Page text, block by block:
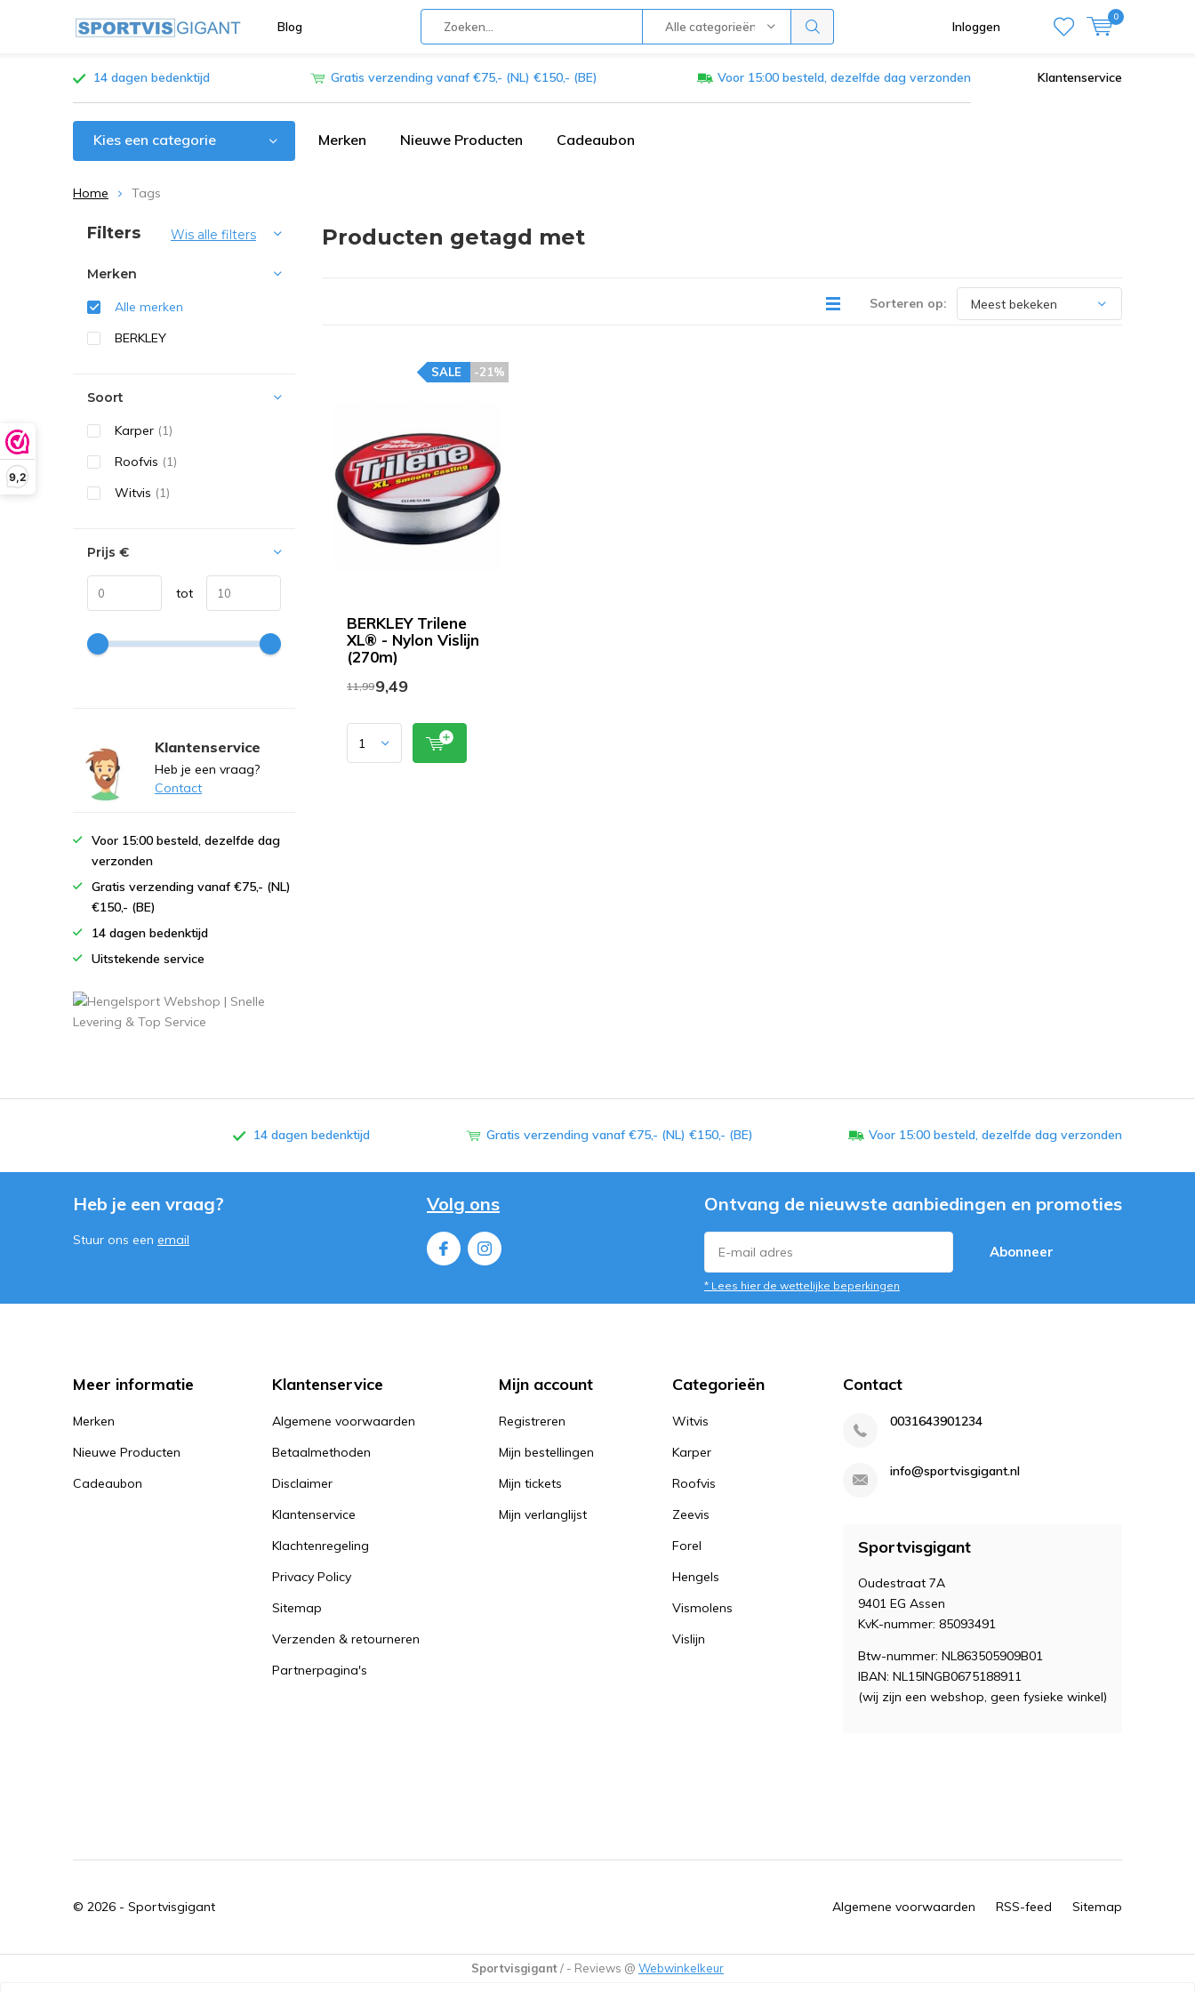
9,2
Blog Alle categorieën Inloggen
0
14 dagen bedenktijd Gratis verzending vanaf €75,- (NL) €150,- (BE) Voor 15:00 besteld, dezelfde dag verzonden Klantenservice
Kies een categorie Merken Nieuwe Producten Cadeaubon
Home Tags
Producten getagd met
Sorteren op:
BERKLEY Trilene
XL® - Nylon Vislijn
(270m)
-21%
SALE
11,999,49
Sorteren op:
Filters Wis alle filters
Merken
Alle merken
BERKLEY
Soort
Karper (1)
Roofvis (1)
Witvis (1)
Prijs €
tot
Klantenservice
Heb je een vraag?
Contact
Voor 15:00 besteld, dezelfde dag
verzonden
Gratis verzending vanaf €75,- (NL)
€150,- (BE)
14 dagen bedenktijd
Uitstekende service
14 dagen bedenktijd Gratis verzending vanaf €75,- (NL) €150,- (BE) Voor 15:00 besteld, dezelfde dag verzonden
Heb je een vraag?
Stuur ons een email
Volg ons Ontvang de nieuwste aanbiedingen en promoties
Abonneer
* Lees hier de wettelijke beperkingen
Meer informatie
Merken
Nieuwe Producten
Cadeaubon
Klantenservice
Algemene voorwaarden
Betaalmethoden
Disclaimer
Klantenservice
Klachtenregeling
Privacy Policy
Sitemap
Verzenden & retourneren
Partnerpagina's
Mijn account
Registreren
Mijn bestellingen
Mijn tickets
Mijn verlanglijst
Categorieën
Witvis
Karper
Roofvis
Zeevis
Forel
Hengels
Vismolens
Vislijn
Contact
0031643901234
info@sportvisgigant.nl
Sportvisgigant
Oudestraat 7A
9401 EG Assen
KvK-nummer: 85093491
Btw-nummer: NL863505909B01
IBAN: NL15INGB0675188911
(wij zijn een webshop, geen fysieke winkel)
© 2026 - Sportvisgigant Algemene voorwaarden RSS-feed Sitemap
Sportvisgigant/ - Reviews @ Webwinkelkeur